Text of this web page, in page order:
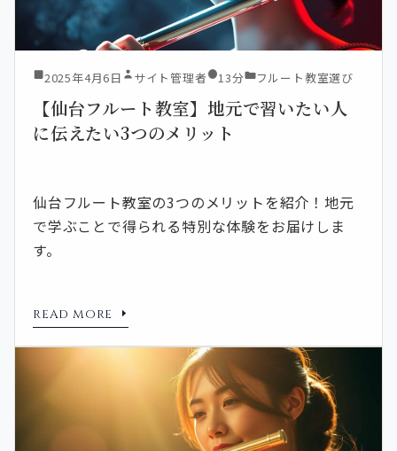
2025年4月6日 サイト管理者 13分 フルート教室選び
【仙台フルート教室】地元で習いたい人
に伝えたい3つのメリット
仙台フルート教室の3つのメリットを紹介！地元
で学ぶことで得られる特別な体験をお届けしま
す。
READ MORE